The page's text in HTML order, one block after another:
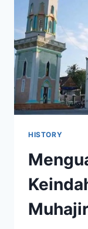
RP
HISTORY